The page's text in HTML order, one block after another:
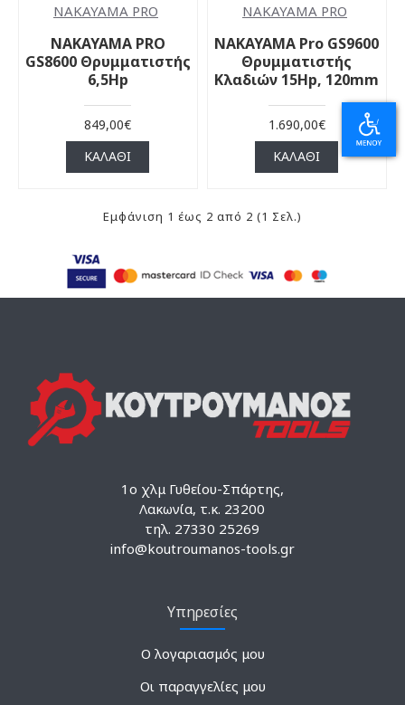
NAKAYAMA PRO
NAKAYAMA PRO
GS8600 Θρυμματιστής
6,5Hp
849,00€
ΚΑΛΆΘΙ
NAKAYAMA PRO
NAKAYAMA Pro GS9600
Θρυμματιστής
Κλαδιών 15Hp, 120mm
1.690,00€
ΚΑΛΆΘΙ
Εμφάνιση 1 έως 2 από 2 (1 Σελ.)
1ο χλμ Γυθείου-Σπάρτης,
Λακωνία, τ.κ. 23200
τηλ. 27330 25269
info@koutroumanos-tools.gr
Υπηρεσίες
Ο λογαριασμός μου
Οι παραγγελίες μου